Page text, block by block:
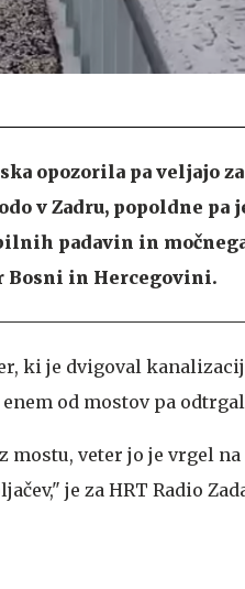
opozorila pa veljajo
v Zadru, popoldne pa
padavin in
Bosni in Hercegovini.
ki je dvigoval
od mostov pa
veter jo je vrgel na
je za HRT Radio